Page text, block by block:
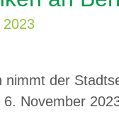
2023
nimmt der
November